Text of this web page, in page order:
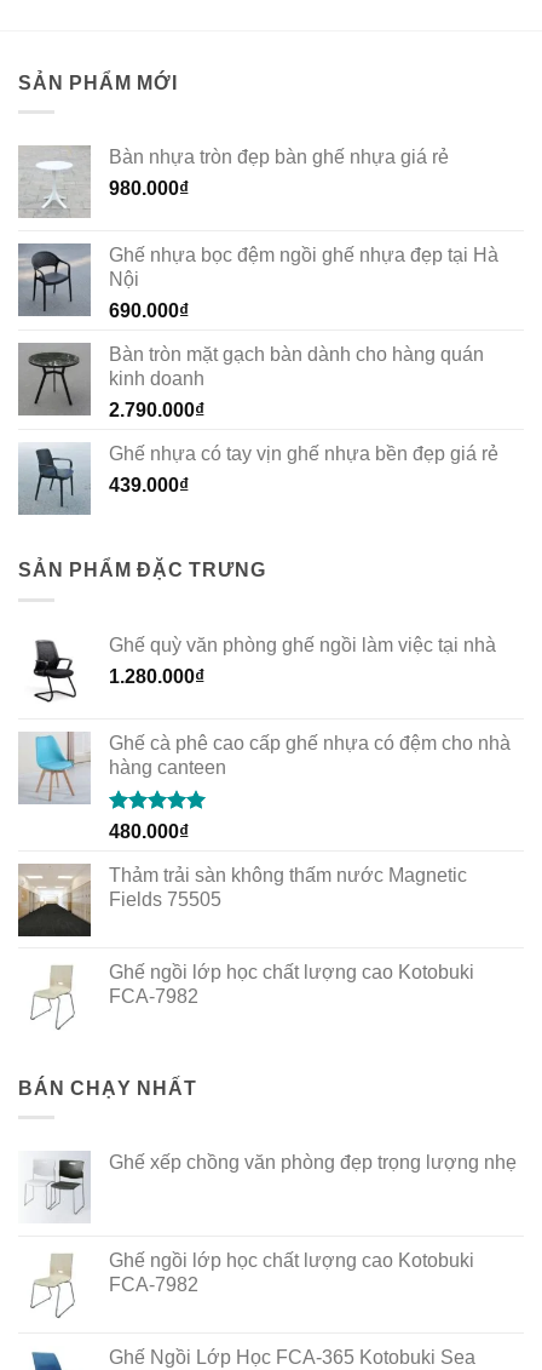
SẢN PHẨM MỚI
Bàn nhựa tròn đẹp bàn ghế nhựa giá rẻ
980.000₫
Ghế nhựa bọc đệm ngồi ghế nhựa đẹp tại Hà
Nội
690.000₫
Bàn tròn mặt gạch bàn dành cho hàng quán
kinh doanh
2.790.000₫
Ghế nhựa có tay vịn ghế nhựa bền đẹp giá rẻ
439.000₫
SẢN PHẨM ĐẶC TRƯNG
Ghế quỳ văn phòng ghế ngồi làm việc tại nhà
1.280.000₫
Ghế cà phê cao cấp ghế nhựa có đệm cho nhà
hàng canteen
Rated5.00
480.000₫
Thảm trải sàn không thấm nước Magnetic
Fields 75505
Ghế ngồi lớp học chất lượng cao Kotobuki
FCA-7982
BÁN CHẠY NHẤT
Ghế xếp chồng văn phòng đẹp trọng lượng nhẹ
Ghế ngồi lớp học chất lượng cao Kotobuki
FCA-7982
Ghế Ngồi Lớp Học FCA-365 Kotobuki Sea